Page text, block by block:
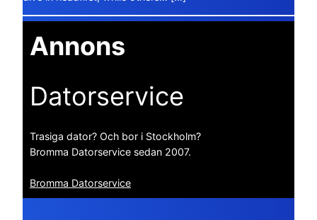
Annons
Datorservice
Trasiga dator? Och bor i Stockholm?
Bromma Datorservice sedan 2007.
Bromma Datorservice